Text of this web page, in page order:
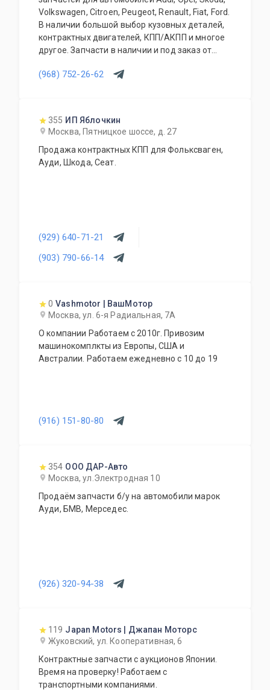
Volkswagen, Citroen, Peugeot, Renault, Fiat, Ford.
В наличии большой выбор кузовных деталей,
контрактных двигателей, КПП/АКПП и многое
другое. Запчасти в наличии и под заказ от
(968) 752-26-62
355 ИП Яблочкин
Москва, Пятницкое шоссе, д. 27
Продажа контрактных КПП для Фольксваген,
Ауди, Шкода, Сеат.
(929) 640-71-21
(903) 790-66-14
0 Vashmotor | ВашМотор
Москва, ул. 6-я Радиальная, 7А
О компании Работаем с 2010г. Привозим
машинокомплкты из Европы, США и
Австралии. Работаем ежедневно с 10 до 19
(916) 151-80-80
354 ООО ДАР-Авто
Москва, ул.Электродная 10
Продаём запчасти б/у на автомобили марок
Ауди, БМВ, Мерседес.
(926) 320-94-38
119 Japan Motors | Джапан Моторс
Жуковский, ул. Кооперативная, 6
Контрактные запчасти с аукционов Японии.
Время на проверку! Работаем с
транспортными компаниями.